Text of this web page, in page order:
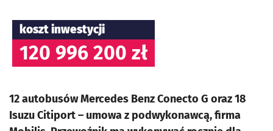
koszt inwestycji
120 996 200 zł
12 autobusów Mercedes Benz Conecto G oraz 18
Isuzu Citiport – umowa z podwykonawcą, firma